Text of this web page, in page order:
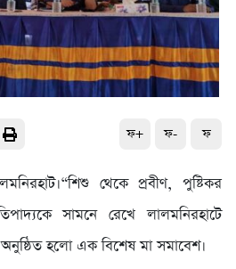
ফ+ ফ- ফ
থেকে প্রবীণ, পুষ্টিকর
সামনে রেখে লালমনিরহাটে
অনুষ্ঠিত হলো এক বিশেষ মা সমাবেশ।